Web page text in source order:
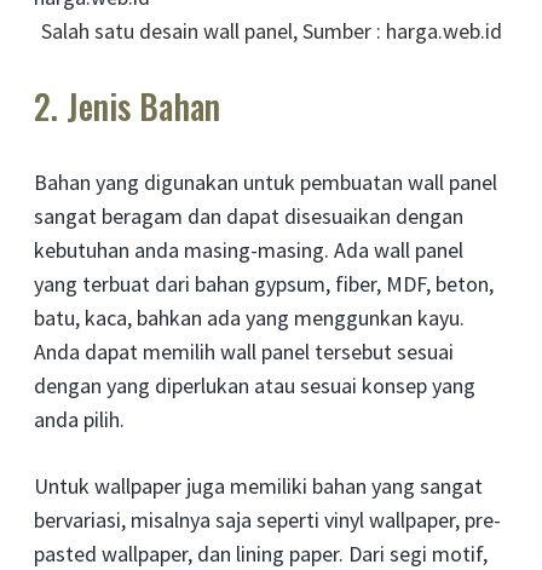
Salah satu desain wall panel, Sumber : harga.web.id
2. Jenis Bahan
Bahan yang digunakan untuk pembuatan wall panel
sangat beragam dan dapat disesuaikan dengan
kebutuhan anda masing-masing. Ada wall panel
yang terbuat dari bahan gypsum, fiber, MDF, beton,
batu, kaca, bahkan ada yang menggunkan kayu.
Anda dapat memilih wall panel tersebut sesuai
dengan yang diperlukan atau sesuai konsep yang
anda pilih.
Untuk wallpaper juga memiliki bahan yang sangat
bervariasi, misalnya saja seperti vinyl wallpaper, pre-
pasted wallpaper, dan lining paper. Dari segi motif,